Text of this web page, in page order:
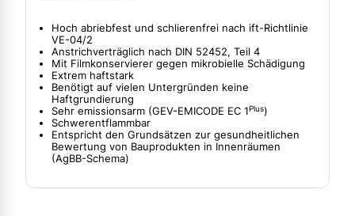
Hoch abriebfest und schlierenfrei nach ift-Richtlinie
VE-04/2
Anstrichverträglich nach DIN 52452, Teil 4
Mit Filmkonservierer gegen mikrobielle Schädigung
Extrem haftstark
Benötigt auf vielen Untergründen keine
Haftgrundierung
Sehr emissionsarm (GEV-EMICODE EC 1Plus)
Schwerentflammbar
Entspricht den Grundsätzen zur gesundheitlichen
Bewertung von Bauprodukten in Innenräumen
(AgBB-Schema)